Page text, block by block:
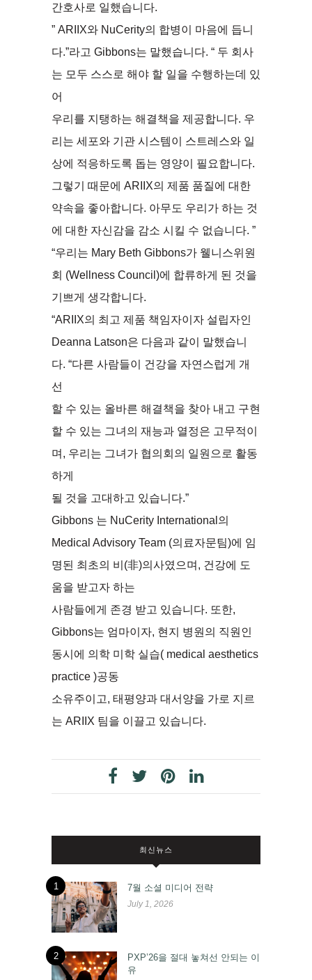
간호사로 일했습니다.
” ARIIX와 NuCerity의 합병이 마음에 듭니
다.”라고 Gibbons는 말했습니다. “ 두 회사
는 모두 스스로 해야 할 일을 수행하는데 있
어
우리를 지탱하는 해결책을 제공합니다. 우
리는 세포와 기관 시스템이 스트레스와 일
상에 적응하도록 돕는 영양이 필요합니다.
그렇기 때문에 ARIIX의 제품 품질에 대한
약속을 좋아합니다. 아무도 우리가 하는 것
에 대한 자신감을 감소 시킬 수 없습니다. ”
“우리는 Mary Beth Gibbons가 웰니스위원
회 (Wellness Council)에 합류하게 된 것을
기쁘게 생각합니다.
“ARIIX의 최고 제품 책임자이자 설립자인
Deanna Latson은 다음과 같이 말했습니
다. “다른 사람들이 건강을 자연스럽게 개
선
할 수 있는 올바른 해결책을 찾아 내고 구현
할 수 있는 그녀의 재능과 열정은 고무적이
며, 우리는 그녀가 협의회의 일원으로 활동
하게
될 것을 고대하고 있습니다.”
Gibbons 는 NuCerity International의
Medical Advisory Team (의료자문팀)에 임
명된 최초의 비(非)의사였으며, 건강에 도
움을 받고자 하는
사람들에게 존경 받고 있습니다. 또한,
Gibbons는 엄마이자, 현지 병원의 직원인
동시에 의학 미학 실습( medical aesthetics
practice )공동
소유주이고, 태평양과 대서양을 가로 지르
는 ARIIX 팀을 이끌고 있습니다.
최신뉴스
1 7월 소셜 미디어 전략
July 1, 2026
2
PXP’26을 절대 놓쳐선 안되는 이
유